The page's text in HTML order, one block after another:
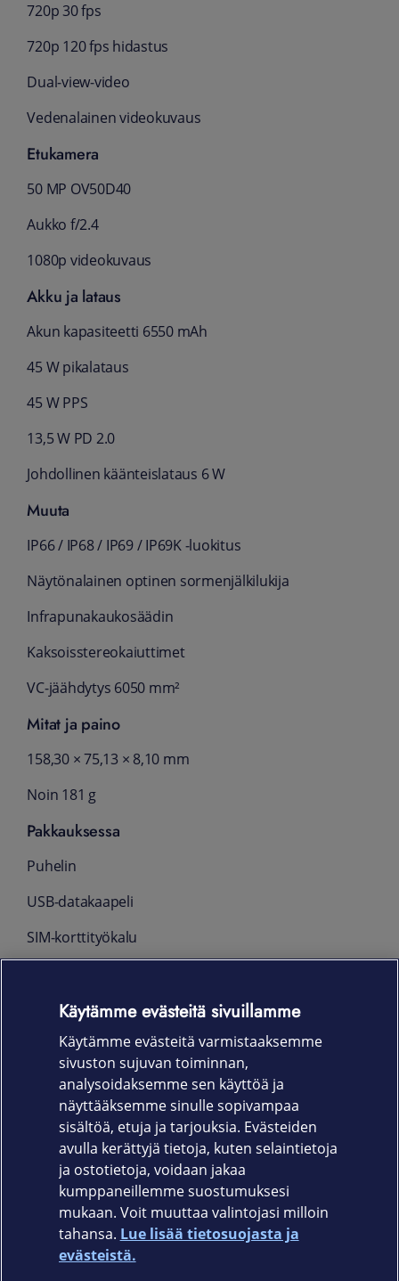
720p 30 fps
720p 120 fps hidastus
Dual‑view‑video
Vedenalainen videokuvaus
Etukamera
50 MP OV50D40
Aukko f/2.4
1080p videokuvaus
Akku ja lataus
Akun kapasiteetti 6550 mAh
45 W pikalataus
45 W PPS
13,5 W PD 2.0
Johdollinen käänteislataus 6 W
Muuta
IP66 / IP68 / IP69 / IP69K ‑luokitus
Näytönalainen optinen sormenjälkilukija
Infrapunakaukosäädin
Kaksoisstereokaiuttimet
VC‑jäähdytys 6050 mm²
Mitat ja paino
158,30 × 75,13 × 8,10 mm
Noin 181 g
Pakkauksessa
Puhelin
USB‑datakaapeli
SIM‑korttityökalu
Pikaopas
Turvallisuusohje
Takuu
24 kk
Elisa.fi
Käytämme evästeitä sivuillamme
Käytämme evästeitä varmistaaksemme
sivuston sujuvan toiminnan,
analysoidaksemme sen käyttöä ja
näyttääksemme sinulle sopivampaa
sisältöä, etuja ja tarjouksia. Evästeiden
avulla kerättyjä tietoja, kuten selaintietoja
ja ostotietoja, voidaan jakaa
kumppaneillemme suostumuksesi
mukaan. Voit muuttaa valintojasi milloin
tahansa. Lue lisää tietosuojasta ja
evästeistä.